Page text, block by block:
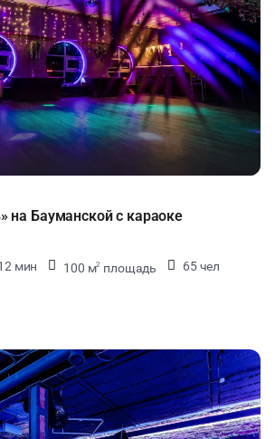
на Бауманской с караоке
мин 100 м2 площадь
65 чел